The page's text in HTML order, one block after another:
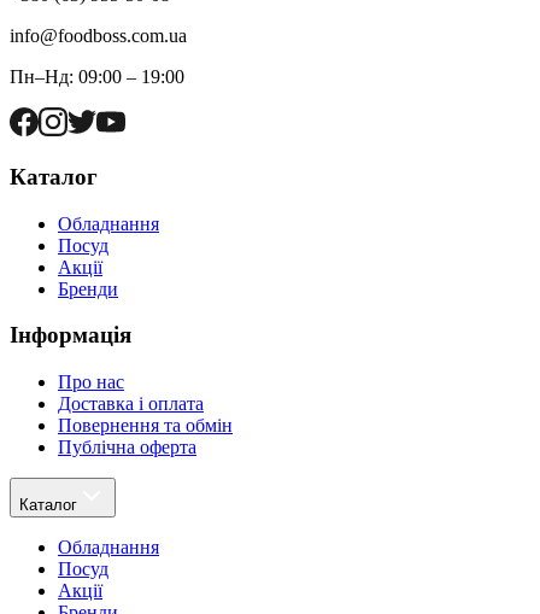
info@foodboss.com.ua
Пн–Нд: 09:00 – 19:00
Каталог
Обладнання
Посуд
Акції
Бренди
Інформація
Про нас
Доставка і оплата
Повернення та обмін
Публічна оферта
Каталог
Обладнання
Посуд
Акції